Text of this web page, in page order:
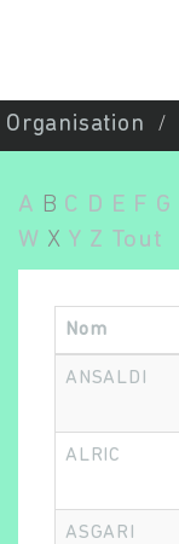
Organisation
A B C D E F G
W X Y Z Tout
Nom
ANSALDI
ALRIC
ASGARI